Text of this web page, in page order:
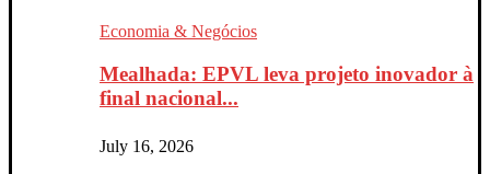
Economia & Negócios
Mealhada: EPVL leva projeto inovador à
final nacional...
July 16, 2026